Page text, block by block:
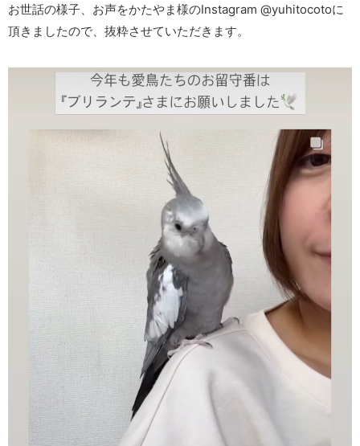
お世話の様子、お声をかたやま様のInstagram @yuhitocotoに
頂きましたので、抜粋させていただきます。